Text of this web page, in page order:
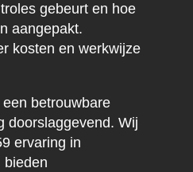
gebeurt en hoe
aangepakt.
kosten en werkwijze
betrouwbare
doorslaggevend. Wij
ervaring in
bieden